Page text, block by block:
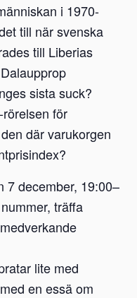
i 1970-
till när svenska
till Liberias
sista suck?
för
där varukorgen
7 december, 19:00–
träffa
lite med
en essä om